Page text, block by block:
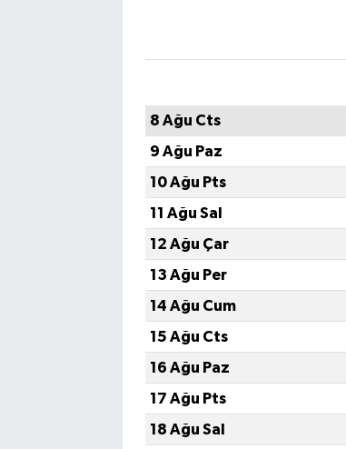
8 Ağu Cts
9 Ağu Paz
10 Ağu Pts
11 Ağu Sal
12 Ağu Çar
13 Ağu Per
14 Ağu Cum
15 Ağu Cts
16 Ağu Paz
17 Ağu Pts
18 Ağu Sal